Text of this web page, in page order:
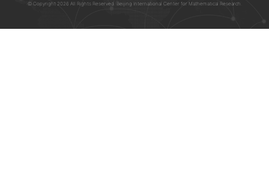
© Copyright 2026 All Rights Reserved. Beijing International Center for Mathematical Research.